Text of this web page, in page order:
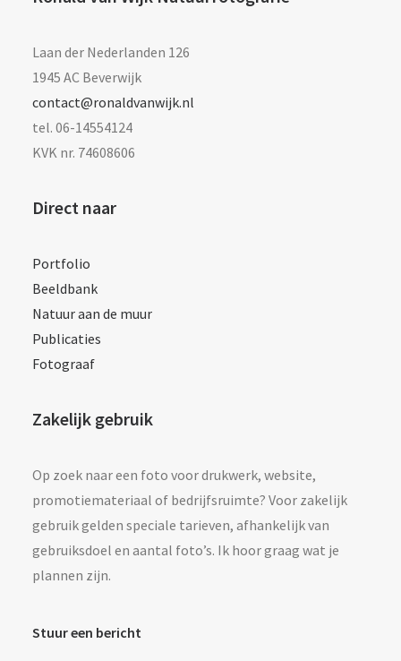
Laan der Nederlanden 126
1945 AC Beverwijk
contact@ronaldvanwijk.nl
tel. 06-14554124
KVK nr. 74608606
Direct naar
Portfolio
Beeldbank
Natuur aan de muur
Publicaties
Fotograaf
Zakelijk gebruik
Op zoek naar een foto voor drukwerk, website,
promotiemateriaal of bedrijfsruimte? Voor zakelijk
gebruik gelden speciale tarieven, afhankelijk van
gebruiksdoel en aantal foto’s. Ik hoor graag wat je
plannen zijn.
Stuur een bericht